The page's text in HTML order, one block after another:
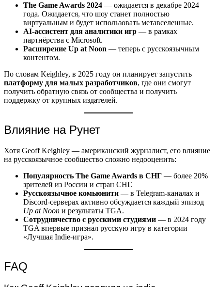
The Game Awards 2024 — ожидается в декабре 2024
года. Ожидается, что шоу станет полностью
виртуальным и будет использовать метавселенные.
AI-ассистент для аналитики игр — в рамках
партнёрства с Microsoft.
Расширение Up at Noon — теперь с русскоязычным
контентом.
По словам Keighley, в 2025 году он планирует запустить
платформу для малых разработчиков, где они смогут
получить обратную связь от сообщества и получить
поддержку от крупных издателей.
Влияние на Рунет
Хотя Geoff Keighley — американский журналист, его влияние
на русскоязычное сообщество сложно недооценить:
Популярность The Game Awards в СНГ — более 20%
зрителей из России и стран СНГ.
Русскоязычное комьюнити — в Telegram-каналах и
Discord-серверах активно обсуждается каждый эпизод
Up at Noon и результаты TGA.
Сотрудничество с русскими студиями — в 2024 году
TGA впервые признал русскую игру в категории
«Лучшая Indie-игра».
FAQ